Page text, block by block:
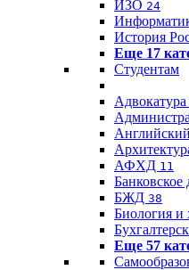
ИЗО 24
История
Еще 17
Студентам
Адвокатура
АФХД 11
Банковское
БЖД 38
Биология и
Еще 57